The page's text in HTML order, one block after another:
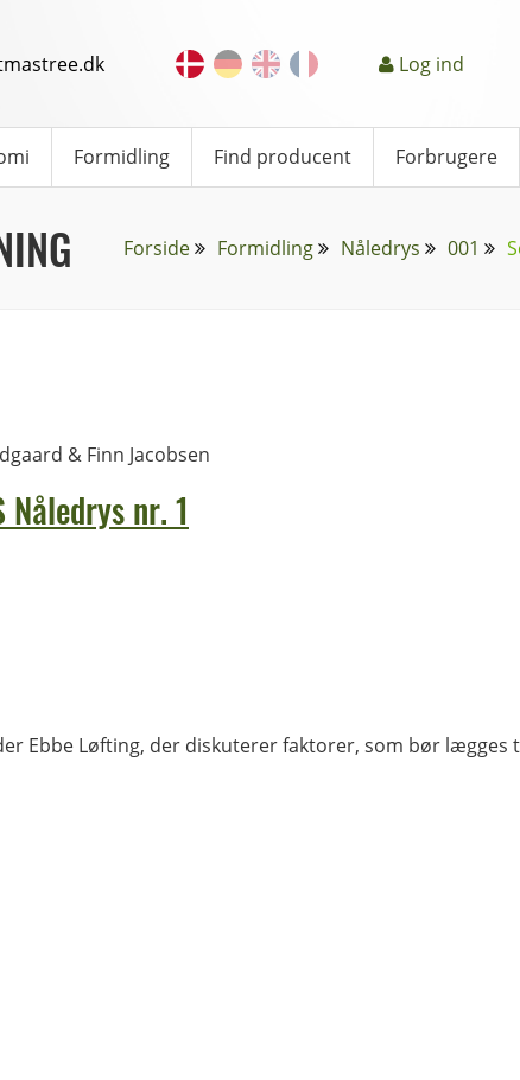
Log ind
Formidling Find producent Forbrugere
Forside Formidling Nåledrys 001
& Finn Jacobsen
nr. 1
Ebbe Løfting, der diskuterer faktorer, som bør lægges